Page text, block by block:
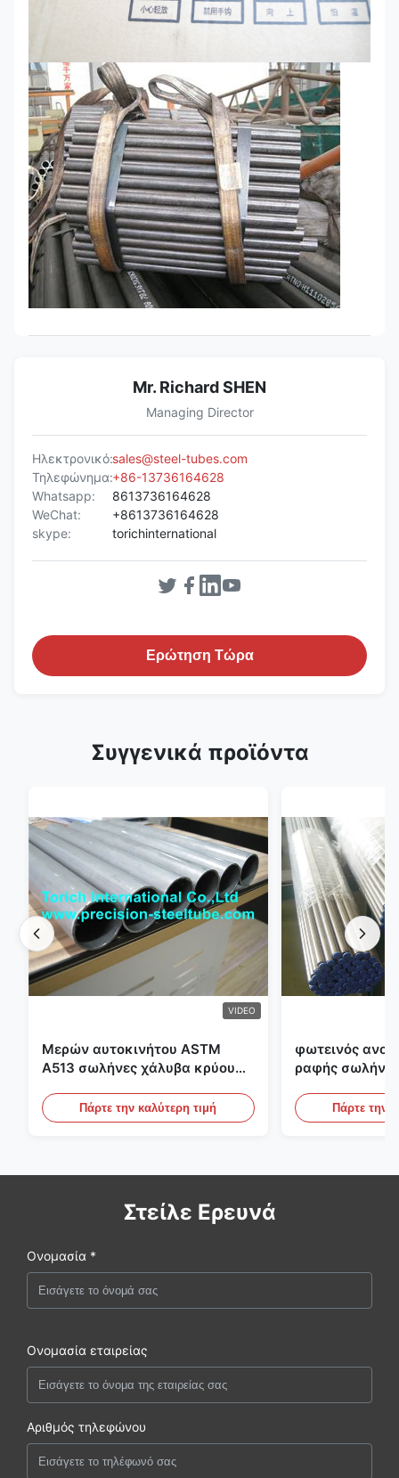
Mr. Richard SHEN
Managing Director
Ηλεκτρονικό:sales@steel-tubes.com
Τηλεφώνημα:+86-13736164628
Whatsapp:
8613736164628
WeChat:
+8613736164628
skype:
torichinternational
Ερώτηση Τώρα
Συγγενικά προϊόντα
VIDEO
Μερών αυτοκινήτου ASTM
A513 σωλήνες χάλυβα κρύου
την παραγωγή DOM
Πάρτε την καλύτερη τιμή
φωτεινός
ραφής
υδραυλικά
Πάρτε την
Στείλε Ερευνά
Ονομασία *
Ονομασία εταιρείας
Αριθμός τηλεφώνου